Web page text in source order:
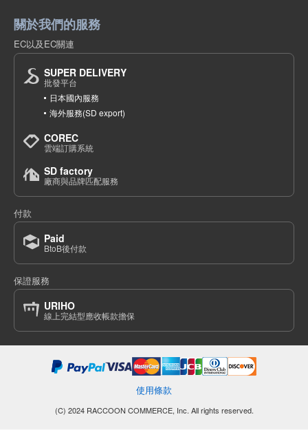
關於我們的服務
EC以及EC關連
SUPER DELIVERY
批發平台
日本國內服務
海外服務(SD export)
COREC
雲端訂購系統
SD factory
廠商與品牌匹配服務
付款
Paid
BtoB後付款
保證服務
URIHO
線上完結型應收帳款擔保
使用條款
(C) 2024 RACCOON COMMERCE, Inc. All rights reserved.